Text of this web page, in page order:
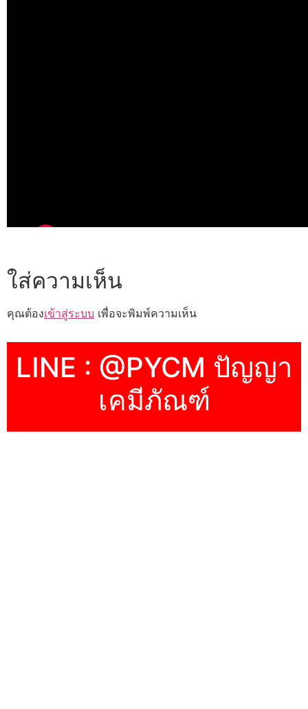
ใส่ความเห็น
คุณต้องเข้าสู่ระบบ เพื่อจะพิมพ์ความเห็น
LINE : @PYCM ปัญญา
เคมีภัณฑ์